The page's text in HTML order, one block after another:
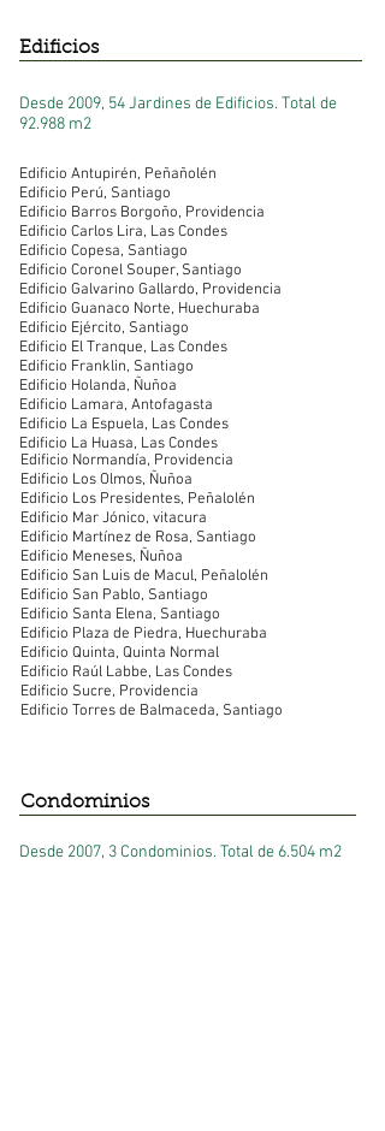
Edificios
Desde 2009, 54 Jardines de Edificios. Total de
92.988 m2
Edificio Antupirén, Peñañolén
Edificio Perú, Santiago
Edificio Barros Borgoño, Providencia​
Edificio Carlos Lira, Las Condes​
Edificio Copesa, Santiago​
Edificio Coronel Souper, Santiago​
Edificio Galvarino Gallardo, Providencia​
Edificio Guanaco Norte, Huechuraba​
Edificio Ejército, Santiago​
Edificio El Tranque, Las Condes​
Edificio Franklin, Santiago​
Edificio Holanda, Ñuñoa
Edificio Lamara, Antofagasta
Edificio La Espuela, Las Condes
Edificio La Huasa, Las Condes
Edificio Normandía, Providencia
Edificio Los Olmos, Ñuñoa
Edificio Los Presidentes, Peñalolén
Edificio Mar Jónico, vitacura
Edificio Martínez de Rosa, Santiago
Edificio Meneses, Ñuñoa
Edificio San Luis de Macul, Peñalolén
Edificio San Pablo, Santiago
Edificio Santa Elena, Santiago
Edificio Plaza de Piedra, Huechuraba
Edificio Quinta, Quinta Normal
Edificio Raúl Labbe, Las Condes
Edificio Sucre, Providencia
Edificio Torres de Balmaceda, Santiago
Condominios
Desde 2007, 3 Condominios. Total de 6.504 m2